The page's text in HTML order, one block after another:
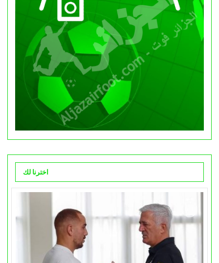
اخترنا لك